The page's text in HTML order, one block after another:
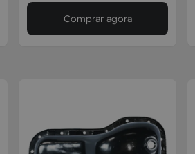
Comprar agora